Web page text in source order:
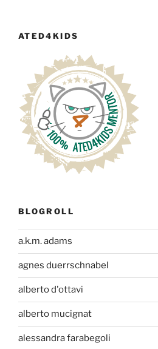
ATED4KIDS
BLOGROLL
a.k.m. adams
agnes duerrschnabel
alberto d'ottavi
alberto mucignat
alessandra farabegoli